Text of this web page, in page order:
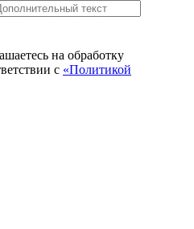
на обработку
с «Политикой